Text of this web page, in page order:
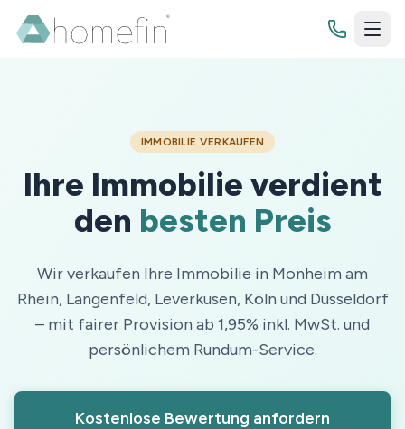
Immobilienbewertung
Grundstücksbewertung
Finanzierung
Budgetrechner
Tilgungsrechner
Sollzinsbindung
Wissenswertes
Ratgeber
Jetzt Kontakt aufnehmen
IMMOBILIE VERKAUFEN
Ihre Immobilie verdient
den besten Preis
Wir verkaufen Ihre Immobilie in Monheim am
Rhein, Langenfeld, Leverkusen, Köln und Düsseldorf
– mit fairer Provision ab 1,95% inkl. MwSt. und
persönlichem Rundum-Service.
Kostenlose Bewertung anfordern